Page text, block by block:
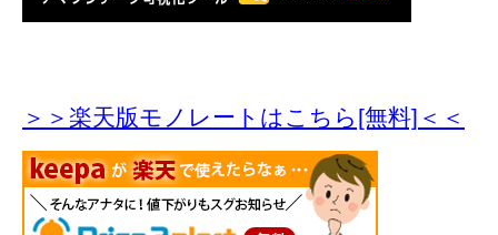
＞＞楽天版モノレートはこちら[無料]＜＜